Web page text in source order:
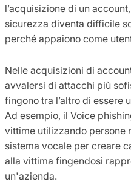
l’acquisizione di un
sicurezza diventa difficile
perché appaiono come
Nelle acquisizioni di
avvalersi di attacchi più
fingono tra l’altro di essere
Ad esempio, il Voice
vittime utilizzando persone
sistema vocale per creare
alla vittima fingendosi
un'azienda.